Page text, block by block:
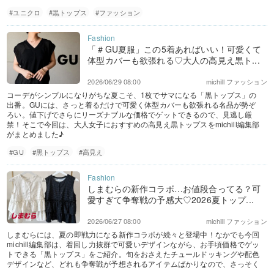
#ユニクロ #黒トップス #ファッション
「＃GU夏服」この5着あればいい！可愛くて
体型カバーも欲張れる♡大人の高見え黒ト...
michill ファッション
2026/06/29 08:00
コーデがシンプルになりがちな夏こそ、1枚でサマになる「黒トップス」の
出番。GUには、さっと着るだけで可愛く体型カバーも欲張れる名品が勢ぞ
ろい。値下げでさらにリーズナブルな価格でゲットできるので、見逃し厳
禁！そこで今回は、大人女子におすすめの高見え黒トップスをmichill編集部
がまとめました♪
#GU #黒トップス #高見え
しまむらの新作コラボ…お値段合ってる？可
愛すぎて争奪戦の予感大♡2026夏トップ...
michill ファッション
2026/06/27 08:00
しまむらには、夏の即戦力になる新作コラボが続々と登場中！なかでも今回
michill編集部は、着回し力抜群で可愛いデザインながら、お手頃価格でゲッ
トできる「黒トップス」をご紹介。旬をおさえたチュールドッキングや配色
デザインなど、どれも争奪戦が予想されるアイテムばかりなので、さっそく